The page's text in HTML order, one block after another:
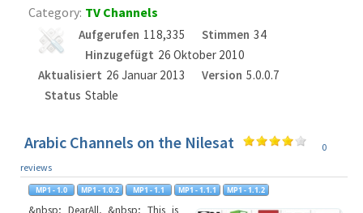
Category: TV Channels
Aufgerufen 118,335 Stimmen 34
Hinzugefügt 26 Oktober 2010
Aktualisiert 26 Januar 2013 Version 5.0.0.7
Status Stable
Arabic Channels on the Nilesat
0
reviews
&nbsp; DearAll, &nbsp; This is